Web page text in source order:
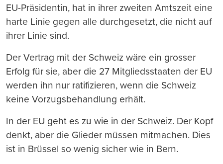
EU-Präsidentin, hat in ihrer zweiten Amtszeit eine
harte Linie gegen alle durchgesetzt, die nicht auf
ihrer Linie sind.
Der Vertrag mit der Schweiz wäre ein grosser
Erfolg für sie, aber die 27 Mitgliedsstaaten der EU
werden ihn nur ratifizieren, wenn die Schweiz
keine Vorzugsbehandlung erhält.
In der EU geht es zu wie in der Schweiz. Der Kopf
denkt, aber die Glieder müssen mitmachen. Dies
ist in Brüssel so wenig sicher wie in Bern.